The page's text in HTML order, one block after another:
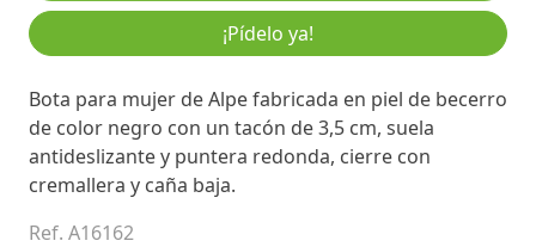
¡Pídelo ya!
Bota para mujer de Alpe fabricada en piel de becerro
de color negro con un tacón de 3,5 cm, suela
antideslizante y puntera redonda, cierre con
cremallera y caña baja.
Ref. A16162